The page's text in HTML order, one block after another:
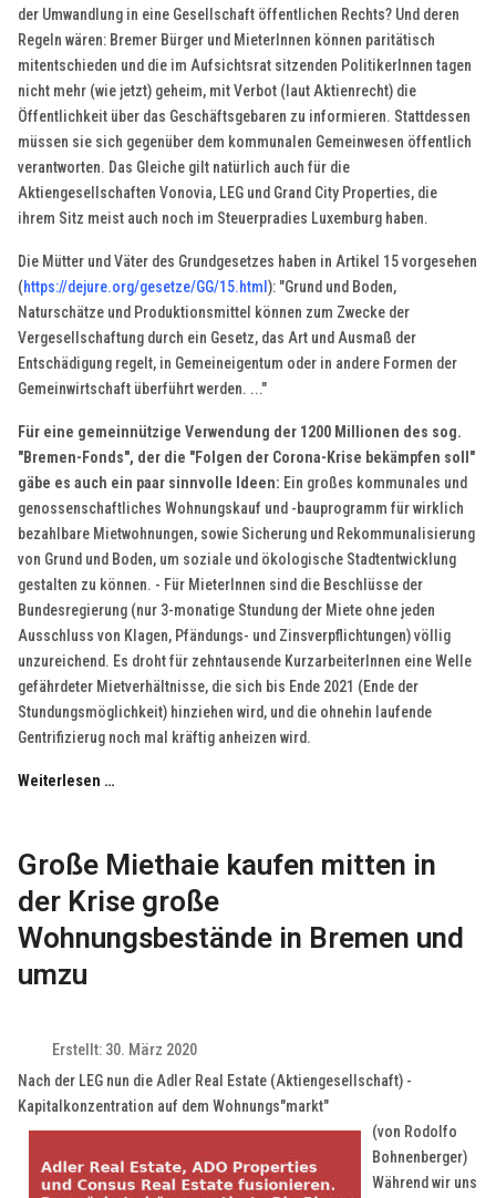
der Umwandlung in eine Gesellschaft öffentlichen Rechts? Und deren
Regeln wären: Bremer Bürger und MieterInnen können paritätisch
mitentschieden und die im Aufsichtsrat sitzenden PolitikerInnen tagen
nicht mehr (wie jetzt) geheim, mit Verbot (laut Aktienrecht) die
Öffentlichkeit über das Geschäftsgebaren zu informieren. Stattdessen
müssen sie sich gegenüber dem kommunalen Gemeinwesen öffentlich
verantworten. Das Gleiche gilt natürlich auch für die
Aktiengesellschaften Vonovia, LEG und Grand City Properties, die
ihrem Sitz meist auch noch im Steuerpradies Luxemburg haben.
Die Mütter und Väter des Grundgesetzes haben in Artikel 15 vorgesehen
(https://dejure.org/gesetze/GG/15.html): "Grund und Boden,
Naturschätze und Produktionsmittel können zum Zwecke der
Vergesellschaftung durch ein Gesetz, das Art und Ausmaß der
Entschädigung regelt, in Gemeineigentum oder in andere Formen der
Gemeinwirtschaft überführt werden. ..."
Für eine gemeinnützige Verwendung der 1200 Millionen des sog.
"Bremen-Fonds", der die "Folgen der Corona-Krise bekämpfen soll"
gäbe es auch ein paar sinnvolle Ideen: Ein großes kommunales und
genossenschaftliches Wohnungskauf und -bauprogramm für wirklich
bezahlbare Mietwohnungen, sowie Sicherung und Rekommunalisierung
von Grund und Boden, um soziale und ökologische Stadtentwicklung
gestalten zu können. - Für MieterInnen sind die Beschlüsse der
Bundesregierung (nur 3-monatige Stundung der Miete ohne jeden
Ausschluss von Klagen, Pfändungs- und Zinsverpflichtungen) völlig
unzureichend. Es droht für zehntausende KurzarbeiterInnen eine Welle
gefährdeter Mietverhältnisse, die sich bis Ende 2021 (Ende der
Stundungsmöglichkeit) hinziehen wird, und die ohnehin laufende
Gentrifizierug noch mal kräftig anheizen wird.
Weiterlesen …
Große Miethaie kaufen mitten in
der Krise große
Wohnungsbestände in Bremen und
umzu
Erstellt: 30. März 2020
Nach der LEG nun die Adler Real Estate (Aktiengesellschaft) -
Kapitalkonzentration auf dem Wohnungs"markt"
(von Rodolfo
Bohnenberger)
Während wir uns